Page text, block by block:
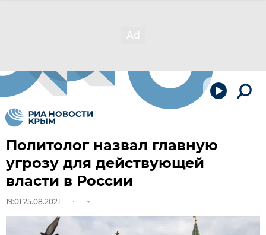
Политолог назвал главную
угрозу для действующей
власти в России
19:01 25.08.2021